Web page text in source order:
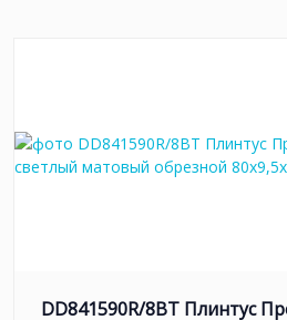
DD841590R/8BT Плинтус